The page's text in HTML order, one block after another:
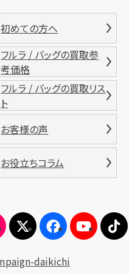
初めての方へ
フルラ / バッグの買取参
考価格
フルラ / バッグの買取リス
ト
お客様の声
お役立ちコラム